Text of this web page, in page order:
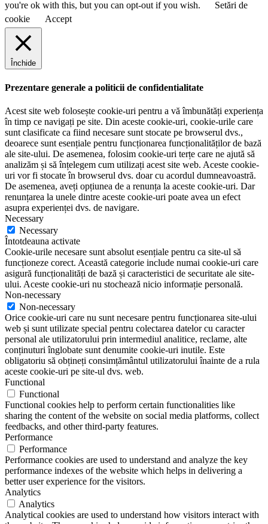
you're ok with this, but you can opt-out if you wish.
Setări de
cookie
Accept
Închide
Prezentare generale a politicii de confidentialitate
Acest site web folosește cookie-uri pentru a vă îmbunătăți experiența
în timp ce navigați pe site. Din aceste cookie-uri, cookie-urile care
sunt clasificate ca fiind necesare sunt stocate pe browserul dvs.,
deoarece sunt esențiale pentru funcționarea funcționalităților de bază
ale site-ului. De asemenea, folosim cookie-uri terțe care ne ajută să
analizăm și să înțelegem cum utilizați acest site web. Aceste cookie-
uri vor fi stocate în browserul dvs. doar cu acordul dumneavoastră.
De asemenea, aveți opțiunea de a renunța la aceste cookie-uri. Dar
renunțarea la unele dintre aceste cookie-uri poate avea un efect
asupra experienței dvs. de navigare.
Necessary
Necessary
Întotdeauna activate
Cookie-urile necesare sunt absolut esențiale pentru ca site-ul să
funcționeze corect. Această categorie include numai cookie-uri care
asigură funcționalități de bază și caracteristici de securitate ale site-
ului. Aceste cookie-uri nu stochează nicio informație personală.
Non-necessary
Non-necessary
Orice cookie-uri care nu sunt necesare pentru funcționarea site-ului
web și sunt utilizate special pentru colectarea datelor cu caracter
personal ale utilizatorului prin intermediul analitice, reclame, alte
conținuturi înglobate sunt denumite cookie-uri inutile. Este
obligatoriu să obțineți consimțământul utilizatorului înainte de a rula
aceste cookie-uri pe site-ul dvs. web.
Functional
Functional
Functional cookies help to perform certain functionalities like
sharing the content of the website on social media platforms, collect
feedbacks, and other third-party features.
Performance
Performance
Performance cookies are used to understand and analyze the key
performance indexes of the website which helps in delivering a
better user experience for the visitors.
Analytics
Analytics
Analytical cookies are used to understand how visitors interact with